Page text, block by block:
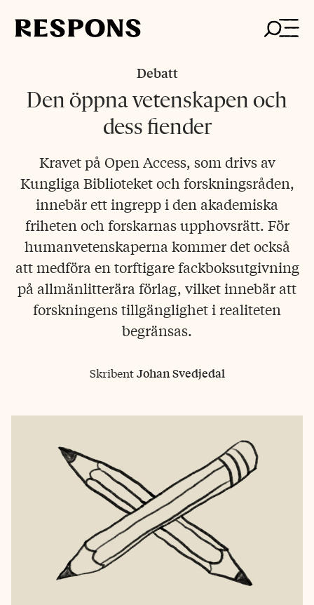
Debatt
Den öppna vetenskapen och
dess fiender
Kravet på Open Access, som drivs av
Kungliga Biblioteket och forskningsråden,
innebär ett ingrepp i den akademiska
friheten och forskarnas upphovsrätt. För
humanvetenskaperna kommer det också
att medföra en torftigare fackboksutgivning
på allmänlitterära förlag, vilket innebär att
forskningens tillgänglighet i realiteten
begränsas.
SkribentJohan Svedjedal